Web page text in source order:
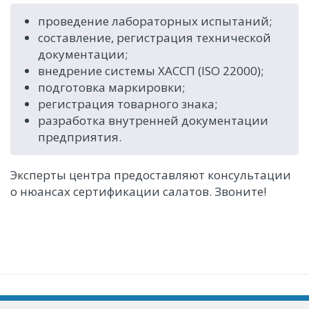
проведение лабораторных испытаний;
составление, регистрация технической
документации;
внедрение системы ХАССП (ISO 22000);
подготовка маркировки;
регистрация товарного знака;
разработка внутренней документации
предприятия.
Эксперты центра предоставляют консультации
о нюансах сертификации салатов. Звоните!